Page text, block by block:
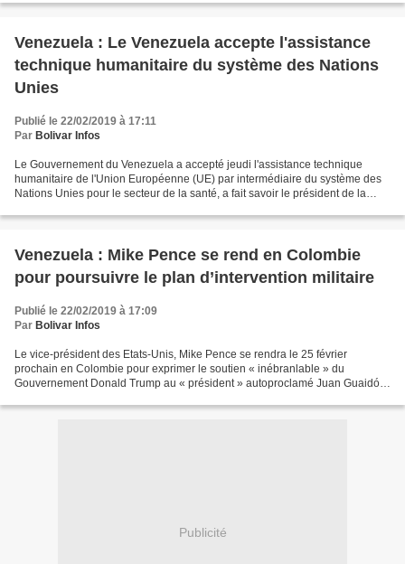
Venezuela : Le Venezuela accepte l'assistance
technique humanitaire du système des Nations
Unies
Publié le 22/02/2019 à 17:11
Par Bolivar Infos
Le Gouvernement du Venezuela a accepté jeudi l'assistance technique
humanitaire de l'Union Européenne (UE) par intermédiaire du système des
Nations Unies pour le secteur de la santé, a fait savoir le président de la
Venezuela : Mike Pence se rend en Colombie
pour poursuivre le plan d’intervention militaire
Publié le 22/02/2019 à 17:09
Par Bolivar Infos
Le vice-président des Etats-Unis, Mike Pence se rendra le 25 février
prochain en Colombie pour exprimer le soutien « inébranlable » du
Gouvernement Donald Trump au « président » autoproclamé Juan Guaidó
Publicité